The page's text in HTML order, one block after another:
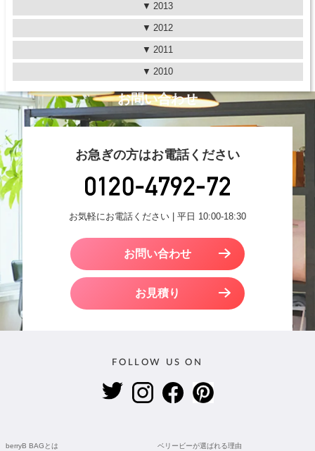
2013
2012
2011
2010
お問い合わせ
お急ぎの方はお電話ください
お気軽にお電話ください | 平日 10:00-18:30
お問い合わせ
お見積り
FOLLOW US ON
berryB BAGとは ベリービーが選ばれる理由